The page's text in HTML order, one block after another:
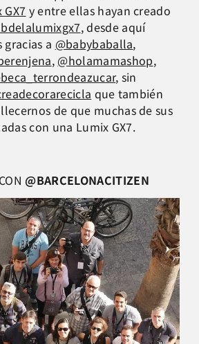
y entre ellas hayan creado
, desde aquí
a @babybaballa,
, @holamamashop,
, sin
que también
de que muchas de sus
con una Lumix GX7.
@BARCELONACITIZEN